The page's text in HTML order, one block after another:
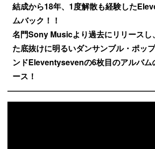
結成から18年、1度解散も経験した
ムバック！！
名門Sony Musicより過去にリリースし
た底抜けに明るいダンサンブル・ポッ
ンドEleventysevenの6枚目のアルバム
ース！